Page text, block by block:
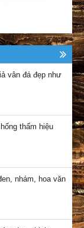
vân đá đẹp như
thấm hiệu
nhám, hoa văn